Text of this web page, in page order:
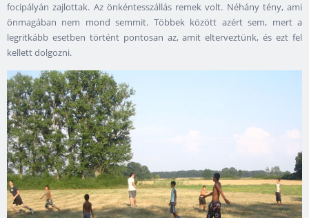
focipályán zajlottak. Az önkéntesszállás remek volt. Néhány tény, ami
önmagában nem mond semmit. Többek között azért sem, mert a
legritkább esetben történt pontosan az, amit elterveztünk, és ezt fel
kellett dolgozni.